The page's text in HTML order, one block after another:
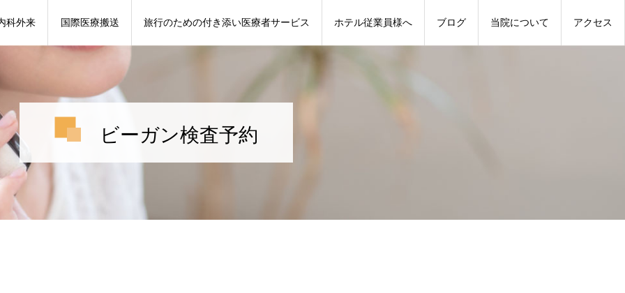
科外来 国際医療搬送 旅行のための付き添い医療者サービス ホテル従業員様へ ブログ 当院について アクセス
ビーガン検査予約